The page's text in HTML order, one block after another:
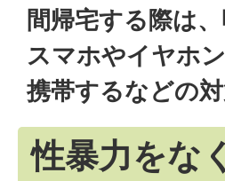
間帰宅する際は
スマホやイヤホ
携帯するなどの
性暴力をな